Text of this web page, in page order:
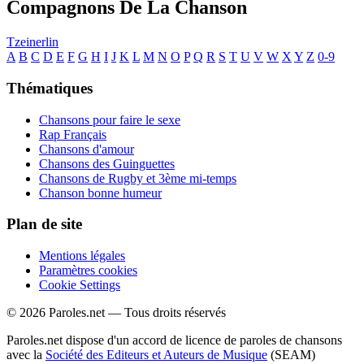
Compagnons De La Chanson
Tzeinerlin
A B C D E F G H I J K L M N O P Q R S T U V W X Y Z 0-9
Thématiques
Chansons pour faire le sexe
Rap Français
Chansons d'amour
Chansons des Guinguettes
Chansons de Rugby et 3ème mi-temps
Chanson bonne humeur
Plan de site
Mentions légales
Paramètres cookies
Cookie Settings
© 2026 Paroles.net — Tous droits réservés
Paroles.net dispose d'un accord de licence de paroles de chansons
avec la Société des Editeurs et Auteurs de Musique (SEAM)